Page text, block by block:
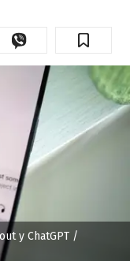
у ChatGPT /